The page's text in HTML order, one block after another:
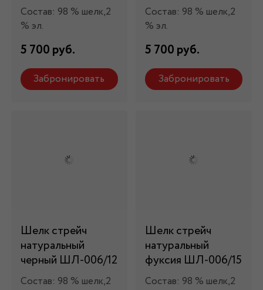
Состав: 98 % шелк,2
% эл.
5 700 руб.
Забронировать
Состав: 98 % шелк,2
% эл.
5 700 руб.
Забронировать
Шелк стрейч
натуральный
черный ШЛ-006/12
Состав: 98 % шелк,2
Шелк стрейч
натуральный
фуксия ШЛ-006/15
Состав: 98 % шелк,2